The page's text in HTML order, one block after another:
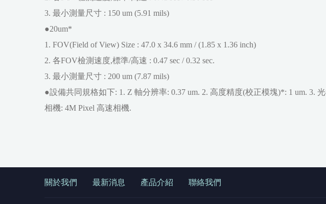
3. 最小測量尺寸 : 150 um (5.91 mils)
●20um*
1. FOV(Field of View) Size : 47.0 x 34.6 mm / (1.85 x 1.36 inch)
2. 各FOV檢測速度,標準/高速 : 0.47 sec / 0.32 sec.
3. 最小測量尺寸 : 200 um (7.87 mils)
●設備共同規格如下: 1. Z 軸分辨率: 0.37 um. 2. 高度精度(校正模塊)*: 1 um. 3. 光
相機: 4M Pixel 高速相機.
關於我們 最新消息 產品介紹 聯絡我們